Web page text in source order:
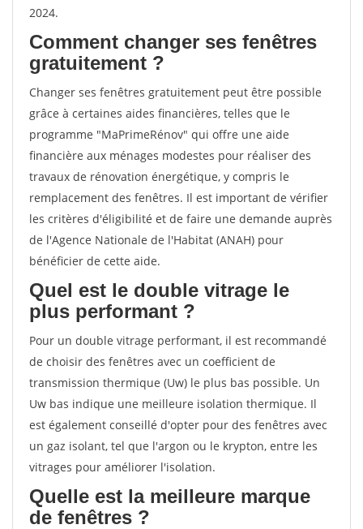
2024.
Comment changer ses fenêtres
gratuitement ?
Changer ses fenêtres gratuitement peut être possible
grâce à certaines aides financières, telles que le
programme "MaPrimeRénov" qui offre une aide
financière aux ménages modestes pour réaliser des
travaux de rénovation énergétique, y compris le
remplacement des fenêtres. Il est important de vérifier
les critères d'éligibilité et de faire une demande auprès
de l'Agence Nationale de l'Habitat (ANAH) pour
bénéficier de cette aide.
Quel est le double vitrage le
plus performant ?
Pour un double vitrage performant, il est recommandé
de choisir des fenêtres avec un coefficient de
transmission thermique (Uw) le plus bas possible. Un
Uw bas indique une meilleure isolation thermique. Il
est également conseillé d'opter pour des fenêtres avec
un gaz isolant, tel que l'argon ou le krypton, entre les
vitrages pour améliorer l'isolation.
Quelle est la meilleure marque
de fenêtres ?